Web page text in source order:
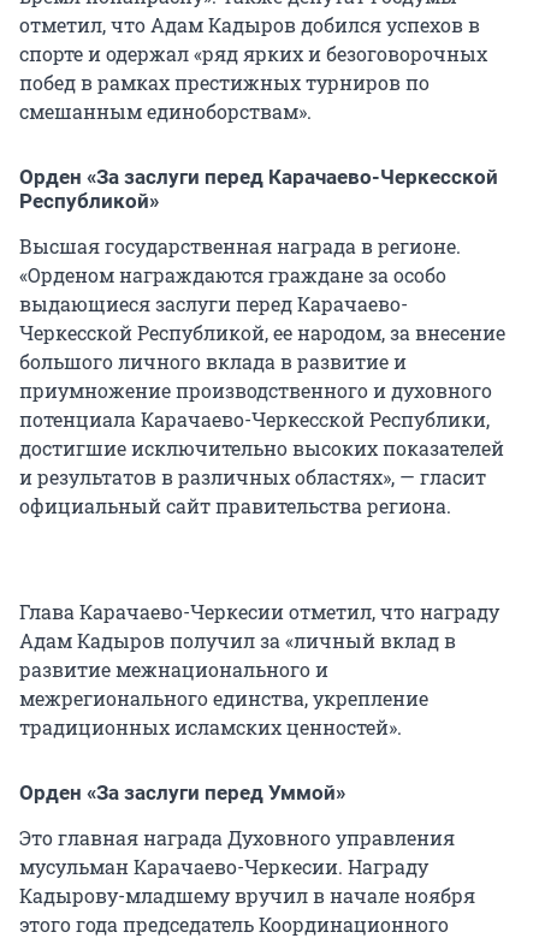
отметил, что Адам Кадыров добился успехов в
спорте и одержал «ряд ярких и безоговорочных
побед в рамках престижных турниров по
смешанным единоборствам».
Орден «За заслуги перед Карачаево-Черкесской
Республикой»
Высшая государственная награда в регионе.
«Орденом награждаются граждане за особо
выдающиеся заслуги перед Карачаево-
Черкесской Республикой, ее народом, за внесение
большого личного вклада в развитие и
приумножение производственного и духовного
потенциала Карачаево-Черкесской Республики,
достигшие исключительно высоких показателей
и результатов в различных областях», — гласит
официальный сайт правительства региона.
Глава Карачаево-Черкесии отметил, что награду
Адам Кадыров получил за «личный вклад в
развитие межнационального и
межрегионального единства, укрепление
традиционных исламских ценностей».
Орден «За заслуги перед Уммой»
Это главная награда Духовного управления
мусульман Карачаево-Черкесии. Награду
Кадырову-младшему вручил в начале ноября
этого года председатель Координационного